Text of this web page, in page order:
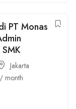
PT Monas
Jakarta
/ month